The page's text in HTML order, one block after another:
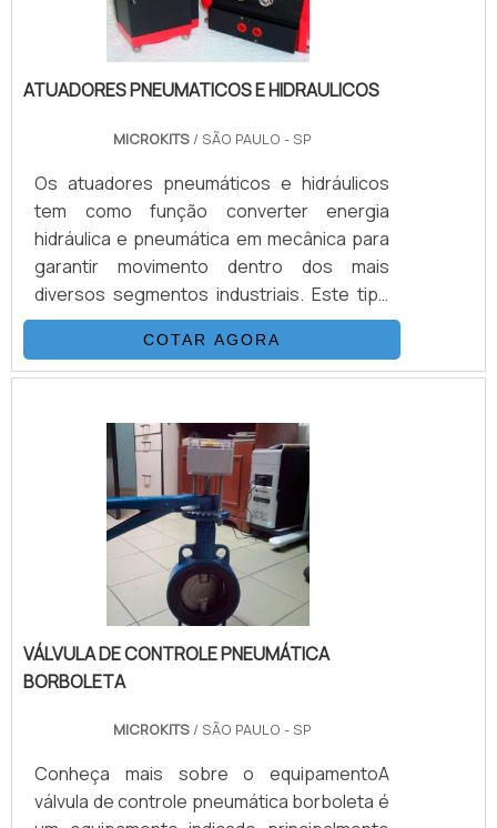
ATUADORES PNEUMATICOS E HIDRAULICOS
MICROKITS/ SÃO PAULO - SP
Os atuadores pneumáticos e hidráulicos
tem como função converter energia
hidráulica e pneumática em mecânica para
garantir movimento dentro dos mais
diversos segmentos industriais. Este tipo
de atuador possui duas aplicações
principais: em Cilindros (que convertem a
energia linearmente) ou rotativos
próprio campo). Além de sua versatilidade
de atuação, o equipamento realiza o
processo com precisão, eficiência e força.
São procurados pelos mais diversos se.
COTAR AGORA
VÁLVULA DE CONTROLE PNEUMÁTICA
BORBOLETA
MICROKITS/ SÃO PAULO - SP
Conheça mais sobre o equipamentoA
válvula de controle pneumática borboleta é